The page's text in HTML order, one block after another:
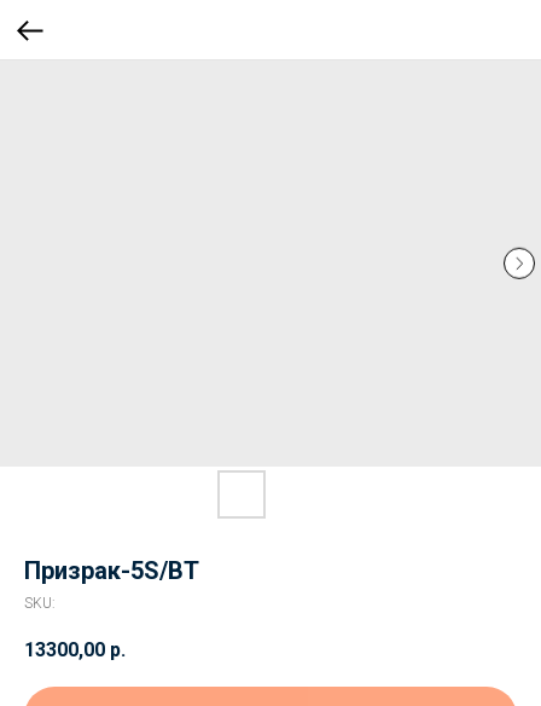
Призрак-5S/BT
SKU:
13300,00 р.